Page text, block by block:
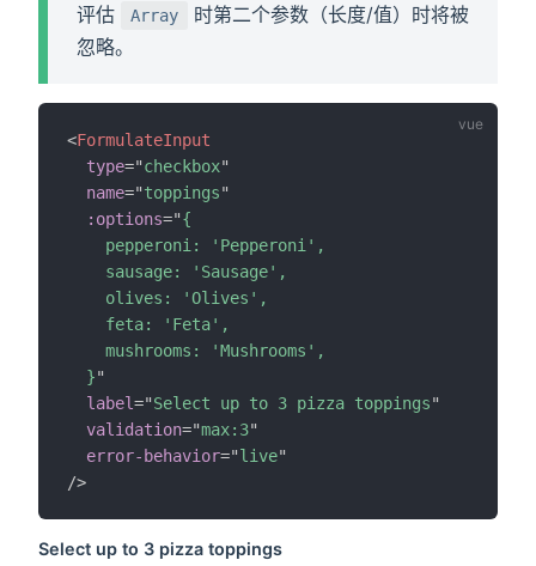
评估
Array
时第二个参数（长度/值）时将被
忽略。
<FormulateInput
type="checkbox"
name="toppings"
:options="{
    pepperoni: 'Pepperoni',
    sausage: 'Sausage',
    olives: 'Olives',
    feta: 'Feta',
    mushrooms: 'Mushrooms',
  }
"
label="Select up to 3 pizza toppings"
validation="max:3"
error-behavior="live"
/>
Select up to 3 pizza toppings